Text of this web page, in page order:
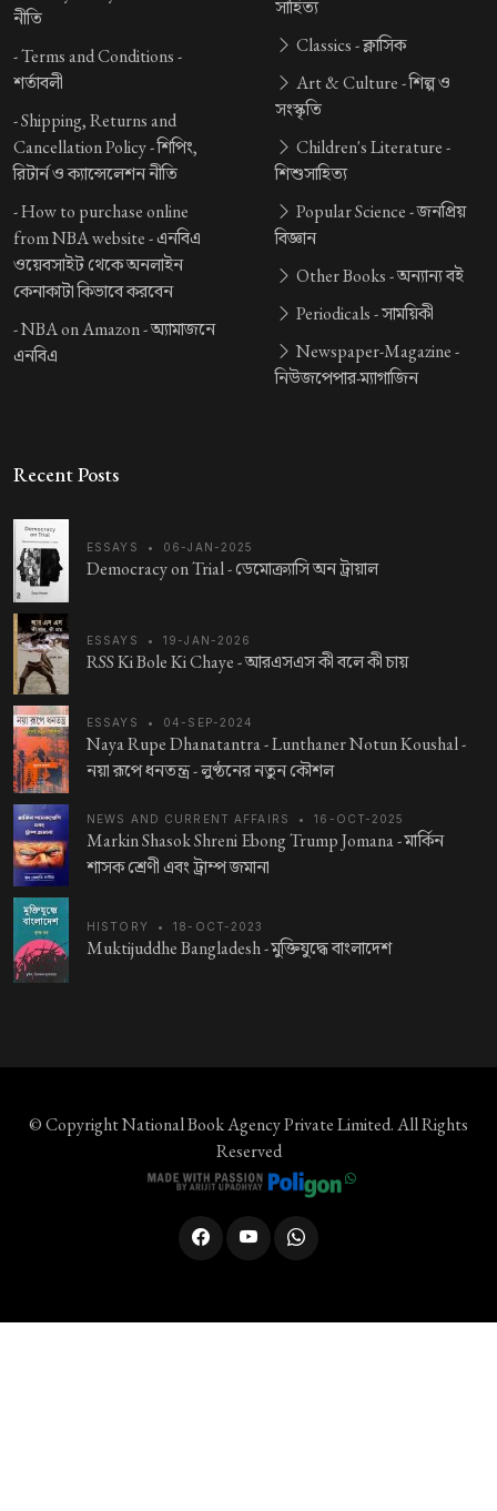
নীতি
-Terms and Conditions -
শর্তাবলী
-Shipping, Returns and
Cancellation Policy -শিপিং,
রিটার্ন ও ক্যান্সেলেশন নীতি
-How to purchase online
from NBA website -এনবিএ
ওয়েবসাইট থেকে অনলাইন
কেনাকাটা কিভাবে করবেন
-NBA on Amazon -অ্যামাজনে
এনবিএ
সাহিত্য
Classics -ক্লাসিক
Art & Culture -শিল্প ও
সংস্কৃতি
Children's Literature -
শিশুসাহিত্য
Popular Science -জনপ্রিয়
বিজ্ঞান
Other Books -অন্যান্য বই
Periodicals -সাময়িকী
Newspaper-Magazine -
নিউজপেপার-ম্যাগাজিন
Recent Posts
ESSAYS • 06-JAN-2025
Democracy on Trial -ডেমোক্র্যাসি অন ট্রায়াল
ESSAYS • 19-JAN-2026
RSS Ki Bole Ki Chaye -আরএসএস কী বলে কী চায়
ESSAYS • 04-SEP-2024
Naya Rupe Dhanatantra - Lunthaner Notun Koushal -
নয়া রূপে ধনতন্ত্র - লুণ্ঠনের নতুন কৌশল
NEWS AND CURRENT AFFAIRS • 16-OCT-2025
Markin Shasok Shreni Ebong Trump Jomana -মার্কিন
শাসক শ্রেণী এবং ট্রাম্প জমানা
HISTORY • 18-OCT-2023
Muktijuddhe Bangladesh -মুক্তিযুদ্ধে বাংলাদেশ
© CopyrightNational Book Agency Private Limited. All Rights
Reserved